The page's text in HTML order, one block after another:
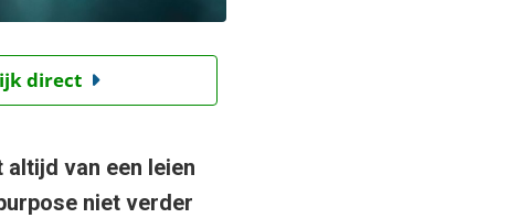
direct
van een leien
niet verder